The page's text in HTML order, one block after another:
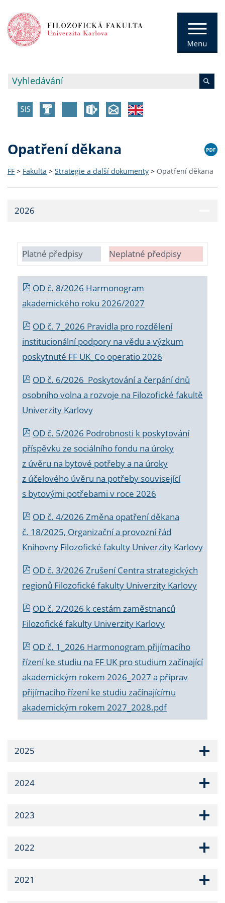
Opatření děkana
FF > Fakulta > Strategie a další dokumenty > Opatření děkana
2026
Platné předpisy Neplatné předpisy
OD č. 8/2026 Harmonogram
akademického roku 2026/2027
OD č. 7_2026 Pravidla pro rozdělení
institucionální podpory na vědu a výzkum
poskytnuté FF UK_Co operatio 2026
OD č. 6/2026 Poskytování a čerpání dnů
osobního volna a rozvoje na Filozofické fakultě
Univerzity Karlovy
OD č. 5/2026 Podrobnosti k poskytování
příspěvku ze sociálního fondu na úroky
z úvěru na bytové potřeby a na úroky
z účelového úvěru na potřeby související
s bytovými potřebami v roce 2026
OD č. 4/2026 Změna opatření děkana
č. 18/2025, Organizační a provozní řád
Knihovny Filozofické fakulty Univerzity Karlovy
OD č. 3/2026 Zrušení Centra strategických
regionů Filozofické fakulty Univerzity Karlovy
OD č. 2/2026 k cestám zaměstnanců
Filozofické fakulty Univerzity Karlovy
OD č. 1_2026 Harmonogram přijímacího
řízení ke studiu na FF UK pro studium začínající
akademickým rokem 2026_2027 a příprav
přijímacího řízení ke studiu začínajícímu
akademickým rokem 2027_2028.pdf
2025
2024
2023
2022
2021